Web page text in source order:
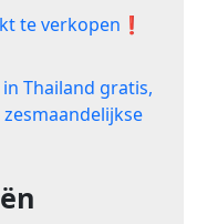
te verkopen❗️
Thailand gratis,